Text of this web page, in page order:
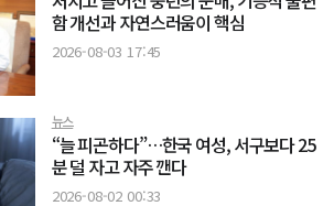
함 개선과 자연스러움이 핵심
2026-08-03 17:45
뉴스
“늘 피곤하다”…한국 여성, 서구보다 25
분 덜 자고 자주 깬다
2026-08-02 00:33